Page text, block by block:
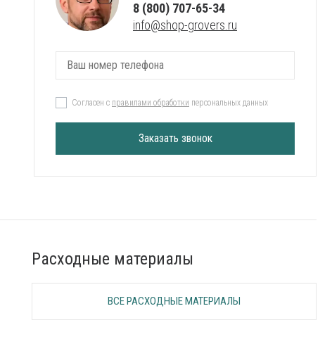
8 (800) 707-65-34
info@shop-grovers.ru
Согласен с правилами обработки персональных данных
Заказать звонок
Расходные материалы
ВСЕ РАСХОДНЫЕ МАТЕРИАЛЫ